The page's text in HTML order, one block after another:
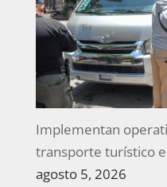
Implementan
transporte turístico
agosto 5, 2026